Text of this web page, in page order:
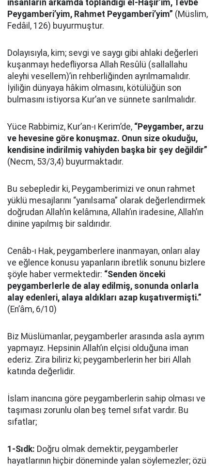
insanların arkamda toplandığı el-Hâşir’im, Tevbe
Peygamberi’yim, Rahmet Peygamberi’yim” (Müslim,
Fedâil, 126) buyurmuştur.
Dolayısıyla, kim; sevgi ve saygı gibi ahlaki değerleri
kuşanmayı hedefliyorsa Allah Resûlü (sallallahu
aleyhi vesellem)’in rehberliğinden ayrılmamalıdır.
İyiliğin dünyaya hâkim olmasını, kötülüğün son
bulmasını istiyorsa Kur’an ve sünnete sarılmalıdır.
Yüce Rabbimiz, Kur’an-ı Kerim’de, “Peygamber, arzu
ve hevesine göre konuşmaz. Onun size okuduğu,
kendisine indirilmiş vahiyden başka bir şey değildir”
(Necm, 53/3,4) buyurmaktadır.
Bu sebepledir ki, Peygamberimizi ve onun rahmet
yüklü mesajlarını “yanılsama” olarak değerlendirmek
doğrudan Allah’ın kelâmına, Allah’ın iradesine, Allah’ın
dinine yapılmış bir saldırıdır.
Cenâb-ı Hak, peygamberlere inanmayan, onları alay
ve eğlence konusu yapanların ibretlik sonunu bizlere
şöyle haber vermektedir: “Senden önceki
peygamberlerle de alay edilmiş, sonunda onlarla
alay edenleri, alaya aldıkları azap kuşatıvermişti.”
(En’âm, 6/10)
Biz Müslümanlar, peygamberler arasında asla ayrım
yapmayız. Hepsinin Allah’ın elçisi olduğuna iman
ederiz. Zira biliriz ki; peygamberlerin her biri Allah
katında değerlidir.
İslam inancına göre peygamberlerin sahip olması ve
taşıması zorunlu olan beş temel sıfat vardır. Bu
sıfatlar;
1-Sıdk: Doğru olmak demektir, peygamberler
hayatlarının hiçbir döneminde yalan söylemezler; özü